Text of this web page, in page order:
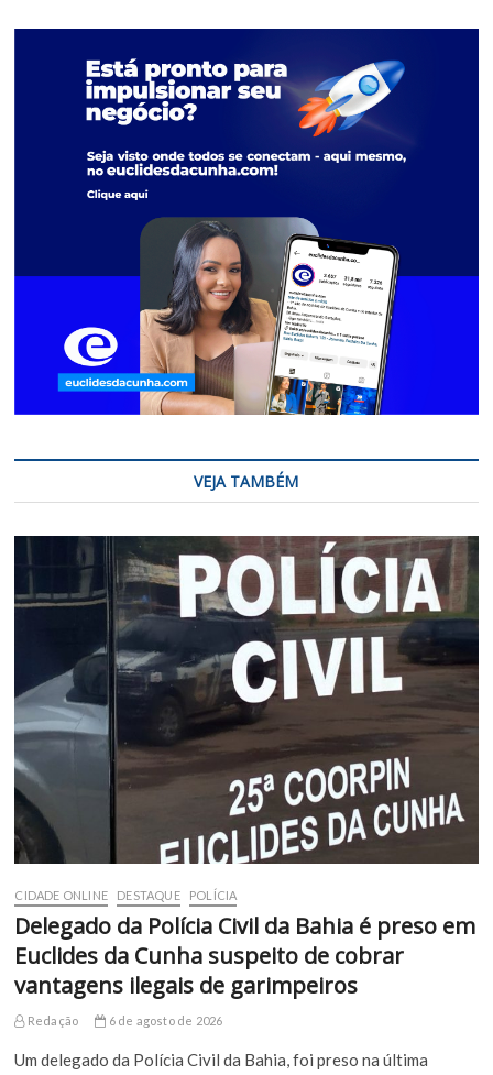
VEJA TAMBÉM
CIDADE ONLINE DESTAQUE POLÍCIA
Delegado da Polícia Civil da Bahia é preso em
Euclides da Cunha suspeito de cobrar
vantagens ilegais de garimpeiros
Redação 6 de agosto de 2026
Um delegado da Polícia Civil da Bahia, foi preso na última